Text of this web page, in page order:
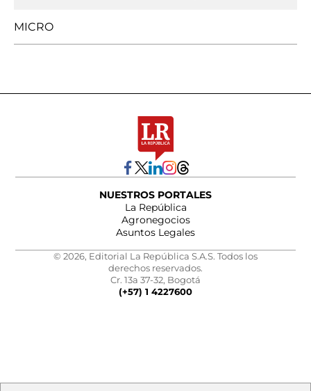
MICRO
NUESTROS PORTALES
La República
Agronegocios
Asuntos Legales
© 2026, Editorial La República S.A.S. Todos los
derechos reservados.
Cr. 13a 37-32, Bogotá
(+57) 1 4227600